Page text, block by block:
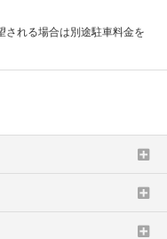
される場合は別途駐車料金を